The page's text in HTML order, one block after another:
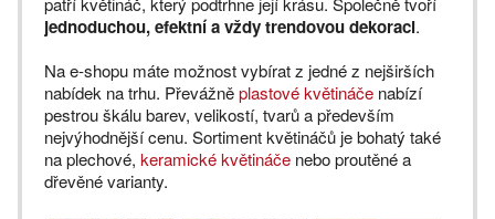
jednoduchou, efektní a vždy trendovou dekoraci.
Na e-shopu máte možnost vybírat z jedné z nejširších
nabídek na trhu. Převážněplastové květináče nabízí
pestrou škálu barev, velikostí, tvarů a především
nejvýhodnější cenu. Sortiment květináčů je bohatý také
na plechové, keramické květináče nebo proutěné a
dřevěné varianty.